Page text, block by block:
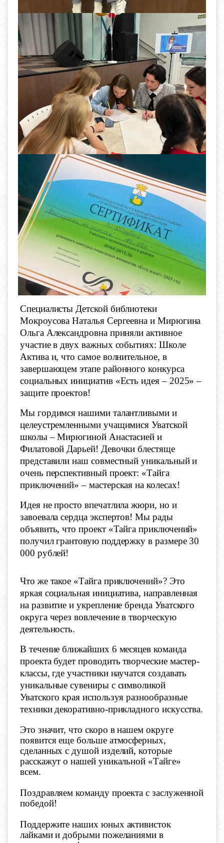
Специалисты Детской библиотеки
Мокроусова Наталья Сергеевна и Мирюгина
Ольга Александровна приняли активное
участие в двух важных событиях: Школе
Актива и, что самое волнительное, в
завершающем этапе районного конкурса
социальных инициатив «Есть идея – 2025» –
защите проектов!
Мы гордимся нашими талантливыми и
целеустремленными учащимися Уватской
школы – Мирюгиной Анастасией и
Филатовой Дарьей! Девочки блестяще
представили наш совместный уникальный и
очень перспективный проект: «Тайга
приключений» – мастерская на колесах!
Идея не просто впечатлила жюри, но и
завоевала сердца экспертов! Мы рады
объявить, что проект «Тайга приключений»
получил грантовую поддержку в размере 30
000 рублей!
Что же такое «Тайга приключений»? Это
яркая социальная инициатива, направленная
на развитие и укрепление бренда Уватского
округа через вовлечение в творческую
деятельность.
В течение ближайших 6 месяцев команда
проекта будет проводить творческие мастер-
классы, где участники научатся создавать
уникальные сувениры с символикой
Уватского края используя разнообразные
техники декоративно-прикладного искусства.
Это значит, что скоро в нашем округе
появится еще больше атмосферных,
сделанных с душой изделий, которые
расскажут о нашей уникальной «Тайге»
всем.
Поздравляем команду проекта с заслуженной
победой!
Поддержите наших юных активисток
лайками и добрыми пожеланиями в